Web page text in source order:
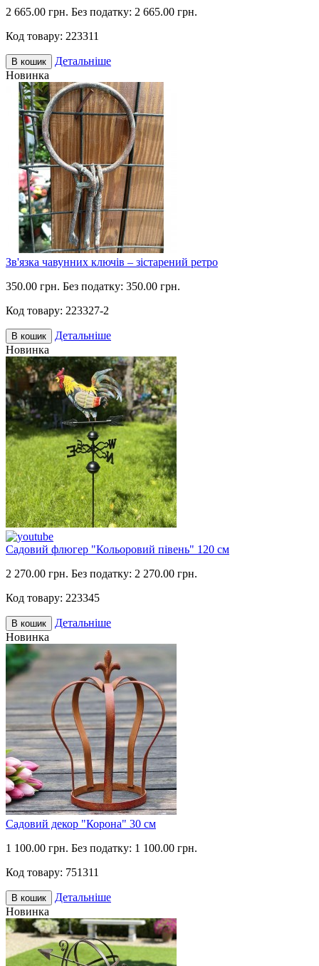
2 665.00 грн. Без податку: 2 665.00 грн.
Код товару: 223311
В кошик
Детальніше
Новинка
Зв'язка чавунних ключів – зістарений ретро
350.00 грн. Без податку: 350.00 грн.
Код товару: 223327-2
В кошик
Детальніше
Новинка
Садовий флюгер "Кольоровий півень" 120 см
2 270.00 грн. Без податку: 2 270.00 грн.
Код товару: 223345
В кошик
Детальніше
Новинка
Садовий декор "Корона" 30 см
1 100.00 грн. Без податку: 1 100.00 грн.
Код товару: 751311
В кошик
Детальніше
Новинка